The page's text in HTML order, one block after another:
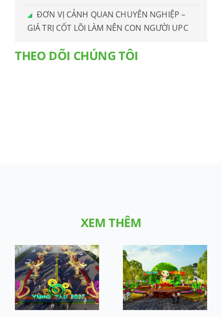
ĐƠN VỊ CẢNH QUAN CHUYÊN NGHIỆP –
GIÁ TRỊ CỐT LÕI LÀM NÊN CON NGƯỜI UPC
THEO DÕI CHÚNG TÔI
XEM THÊM